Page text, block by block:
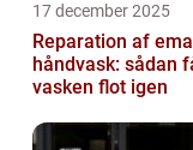
17 december 2025
Reparation af
håndvask: sådan
vasken flot igen